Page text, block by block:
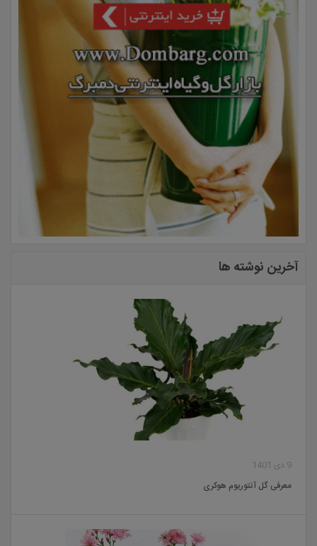
آخرین نوشته ها
9 دی 1401
معرفی گل آنتوریوم هوکری